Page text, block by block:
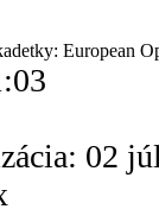
European
02